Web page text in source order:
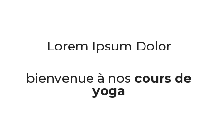
Lorem Ipsum Dolor
bienvenue à nos cours de
yoga